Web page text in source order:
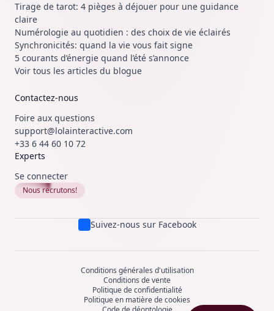
Tirage de tarot: 4 pièges à déjouer pour une guidance
claire
Numérologie au quotidien : des choix de vie éclairés
Synchronicités: quand la vie vous fait signe
5 courants d’énergie quand l’été s’annonce
Voir tous les articles du blogue
Contactez-nous
Foire aux questions
support@lolainteractive.com
+33 6 44 60 10 72
Experts
Se connecter
Nous recrutons!
Suivez-nous sur Facebook
Conditions générales d'utilisation
Conditions de vente
Politique de confidentialité
Politique en matière de cookies